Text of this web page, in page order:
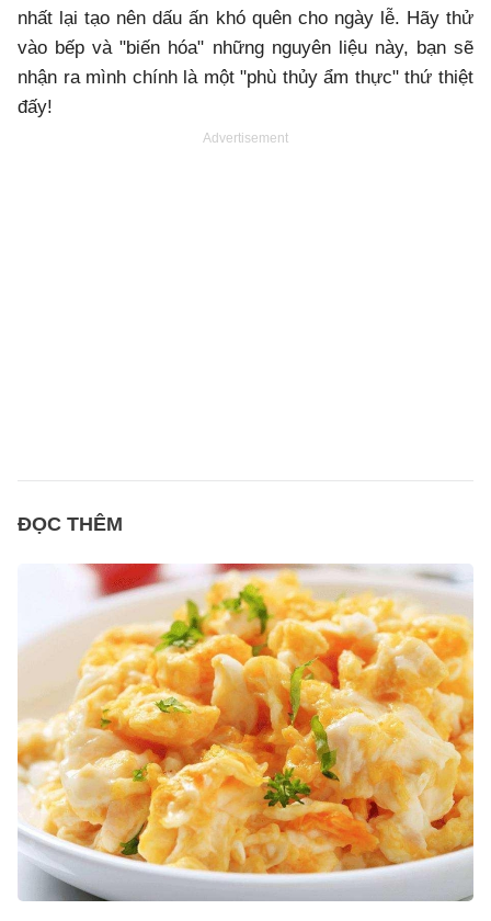
nhất lại tạo nên dấu ấn khó quên cho ngày lễ. Hãy thử
vào bếp và "biến hóa" những nguyên liệu này, bạn sẽ
nhận ra mình chính là một "phù thủy ẩm thực" thứ thiệt
đấy!
Advertisement
ĐỌC THÊM